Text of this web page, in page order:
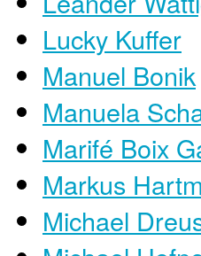
Lucky Kuffer
Manuel Bonik
Manuela
Marifé Boix
Markus
Michael